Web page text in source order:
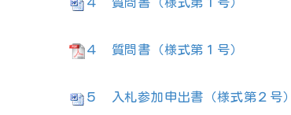
４ 質問書（様式第１号）
５ 入札参加申出書（様式第２号）